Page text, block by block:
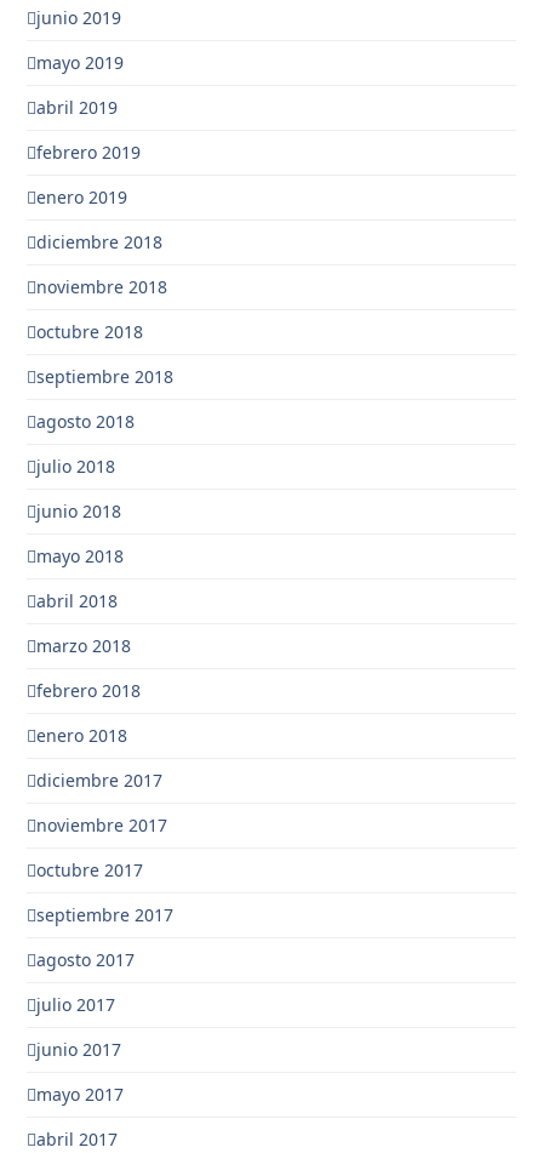
junio 2019
mayo 2019
abril 2019
febrero 2019
enero 2019
diciembre 2018
noviembre 2018
octubre 2018
septiembre 2018
agosto 2018
julio 2018
junio 2018
mayo 2018
abril 2018
marzo 2018
febrero 2018
enero 2018
diciembre 2017
noviembre 2017
octubre 2017
septiembre 2017
agosto 2017
julio 2017
junio 2017
mayo 2017
abril 2017